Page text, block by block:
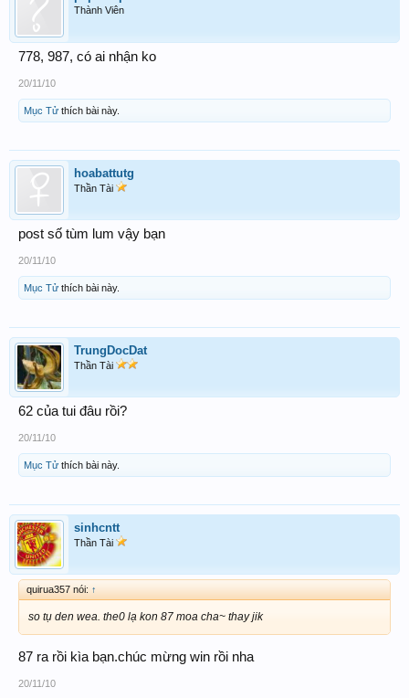
Thành Viên
778, 987, có ai nhận ko
20/11/10
Mục Tử thích bài này.
hoabattutg
Thần Tài
post số tùm lum vậy bạn
20/11/10
Mục Tử thích bài này.
TrungDocDat
Thần Tài
62 của tui đâu rồi?
20/11/10
Mục Tử thích bài này.
sinhcntt
Thần Tài
quirua357 nói: ↑
so tụ den wea. the0 lạ kon 87 moa cha~ thay jik
87 ra rồi kìa bạn.chúc mừng win rồi nha
20/11/10